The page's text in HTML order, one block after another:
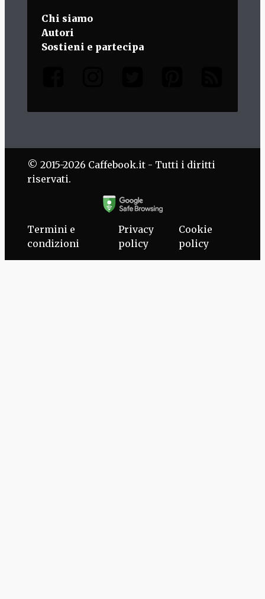
Chi siamo
Autori
Sostieni e partecipa
© 2015-2026 Caffebook.it - Tutti i diritti
riservati.
Termini e
condizioni
Privacy
policy
Cookie
policy